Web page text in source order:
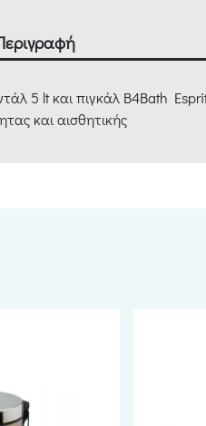
5 lt και πιγκάλ B4Bath
και αισθητικής